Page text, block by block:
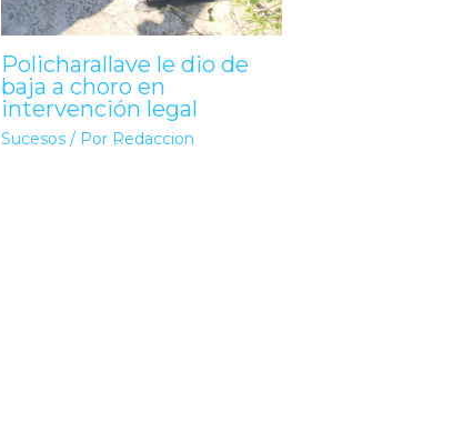
Policharallave le dio de
baja a choro en
intervención legal
Sucesos / Por Redaccion